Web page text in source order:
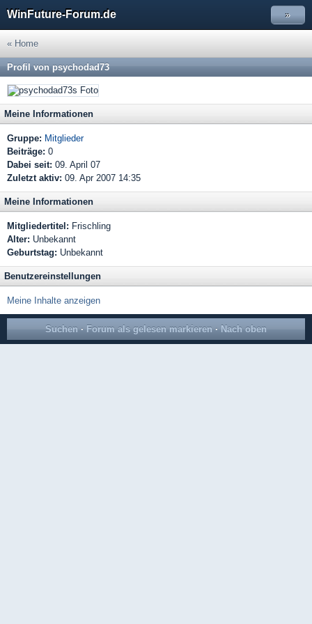
WinFuture-Forum.de »
« Home
Profil von psychodad73
Meine Informationen
Gruppe: Mitglieder
Beiträge: 0
Dabei seit: 09. April 07
Zuletzt aktiv: 09. Apr 2007 14:35
Meine Informationen
Mitgliedertitel: Frischling
Alter: Unbekannt
Geburtstag: Unbekannt
Benutzereinstellungen
Meine Inhalte anzeigen
Suchen · Forum als gelesen markieren · Nach oben